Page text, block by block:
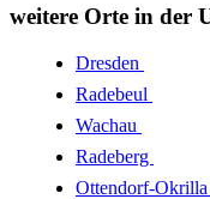
weitere Orte in der
Dresden
Radebeul
Wachau
Radeberg
Ottendorf-Okrilla